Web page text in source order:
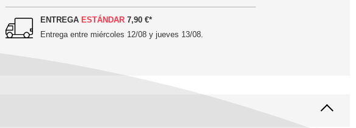
ENTREGA ESTÁNDAR 7,90 €*
Entrega entre miércoles 12/08 y jueves 13/08